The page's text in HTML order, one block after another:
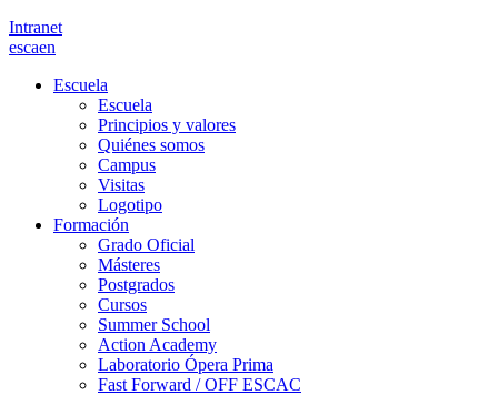
Intranet
escaen
Escuela
Escuela
Principios y valores
Quiénes somos
Campus
Visitas
Logotipo
Formación
Grado Oficial
Másteres
Postgrados
Cursos
Summer School
Action Academy
Laboratorio Ópera Prima
Fast Forward / OFF ESCAC